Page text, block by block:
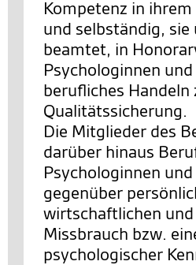
Kompetenz in
und selbständig,
beamtet, in
Psychologinnen
berufliches
Qualitätssicherung.
Die Mitglieder des
darüber hinaus
Psychologinnen
gegenüber
wirtschaftlichen
Missbrauch bzw.
psychologischer